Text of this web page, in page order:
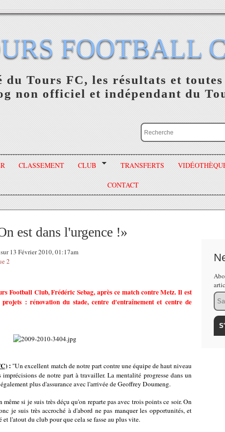
FOOTBALL
Tours FC, les résultats et
non officiel et indépendant du
CLASSEMENT CLUB TRANSFERTS
CONTACT
est dans l'urgence !»
13 Février 2010, 01:17am
2
Football Club, Frédéric Sebag, après ce match contre Metz. Il est
: rénovation du stade, centre d'entraînement et centre de
: "Un excellent match de notre part contre une équipe de haut niveau
de notre part à travailler. La mentalité progresse dans un
plus d'assurance avec l'arrivée de Geoffrey Doumeng.
même si je suis très déçu qu'on reparte pas avec trois points ce soir. On
je suis très accroché à d'abord ne pas manquer les opportunités, et
l'atout du club pour que cela se fasse au plus vite.